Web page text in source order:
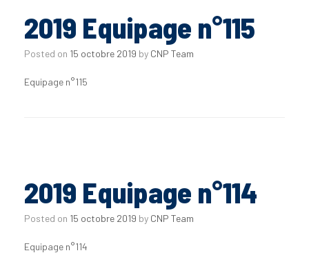
2019 Equipage n°115
Posted on 15 octobre 2019 by CNP Team
Equipage n°115
2019 Equipage n°114
Posted on 15 octobre 2019 by CNP Team
Equipage n°114